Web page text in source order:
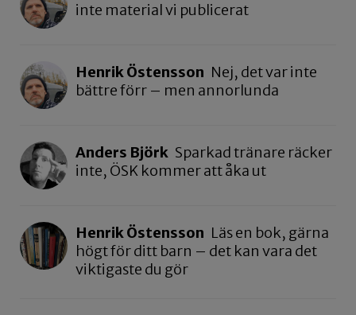
inte material vi publicerat
Henrik Östensson Nej, det var inte
bättre förr – men annorlunda
Anders Björk Sparkad tränare räcker
inte, ÖSK kommer att åka ut
Henrik Östensson Läs en bok, gärna
högt för ditt barn – det kan vara det
viktigaste du gör